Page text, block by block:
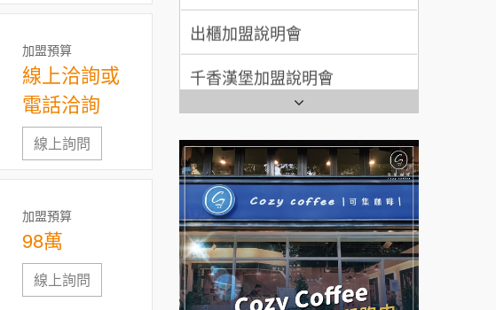
加盟預算
線上洽詢或
電話洽詢
線上詢問
加盟預算
98萬
線上詢問
日十。早午食加盟說明會
拾鑶火鍋加盟說明會
全家加盟說明會
台灣G湯加盟說明會
彭富貴加盟說明會
NU PASTA義大利麵加盟說明
會
潮鍋癮加盟說明會
出櫃加盟說明會
千香漢堡加盟說明會
七盞茶加盟說明會
拉亞漢堡加盟說明會
杜芳子古味茶鋪加盟說明會
優握握×酸奶大獅加盟說明會
冬城門加盟說明會